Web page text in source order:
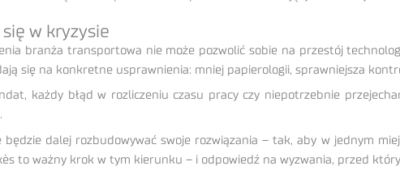
w kryzysie
branża transportowa nie może pozwolić sobie na przestój
się na konkretne usprawnienia: mniej papierologii, sprawniejsza
każdy błąd w rozliczeniu czasu pracy czy niepotrzebnie
będzie dalej rozbudowywać swoje rozwiązania – tak, aby w jednym
to ważny krok w tym kierunku – i odpowiedź na wyzwania, przed